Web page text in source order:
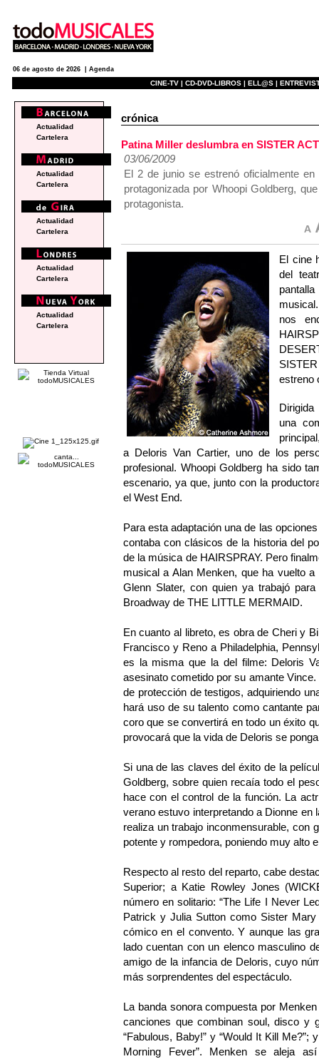
06 de agosto de 2026 | Agenda
CINE-TV | CD-DVD-LIBROS | ELL@S |
crónica
Patina Miller deslumbra en SISTER
03/06/2009
El 2 de junio se estrenó oficialmente
protagonizada por Whoopi Goldberg,
protagonista.
El cine
del
nos
estreno
Dirigida
una
a Deloris Van Cartier, uno de los
profesional. Whoopi Goldberg ha sido
escenario, ya que, junto con la
el West End.
Para esta adaptación una de las
contaba con clásicos de la historia del
de la música de HAIRSPRAY. Pero
musical a Alan Menken, que ha vuelto
Glenn Slater, con quien ya trabajó
Broadway de THE LITTLE MERMAID.
En cuanto al libreto, es obra de Cheri y
Francisco y Reno a Philadelphia,
es la misma que la del filme: Deloris
asesinato cometido por su amante
de protección de testigos, adquiriendo
hará uso de su talento como cantante
coro que se convertirá en todo un éxito
provocará que la vida de Deloris se
Si una de las claves del éxito de la
Goldberg, sobre quien recaía todo el
hace con el control de la función. La
verano estuvo interpretando a Dionne
realiza un trabajo inconmensurable,
potente y rompedora, poniendo muy alto
Respecto al resto del reparto, cabe
Superior; a Katie Rowley Jones
número en solitario: “The Life I Never
Patrick y Julia Sutton como Sister
cómico en el convento. Y aunque las
lado cuentan con un elenco masculino
amigo de la infancia de Deloris, cuyo
más sorprendentes del espectáculo.
La banda sonora compuesta por
canciones que combinan soul, disco y
“Fabulous, Baby!” y “Would It Kill Me?”;
Morning Fever”. Menken se aleja
Actualidad
Cartelera
Actualidad
Cartelera
Actualidad
Cartelera
Actualidad
Cartelera
Actualidad
Cartelera